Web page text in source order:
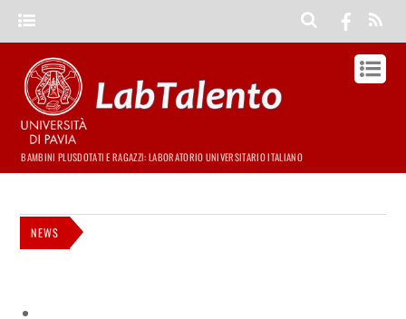
BAMBINI PLUSDOTATI E RAGAZZI: LABORATORIO UNIVERSITARIO ITALIANO
NEWS